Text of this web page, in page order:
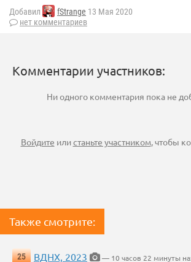
Добавил fStrange 13 Мая 2020
нет комментариев
Комментарии участников:
Ни одного комментария пока не
Войдите илистаньте участником, чтобы
Также смотрите:
25 ВДНХ, 2023
— 10 часов 22 минуты